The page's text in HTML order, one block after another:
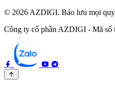
© 2026 AZDIGI. Bảo lưu mọi
Công ty cổ phần AZDIGI - Mã số